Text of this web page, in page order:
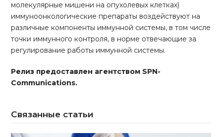
молекулярные мишени на опухолевых клетках)
иммуноонкологические препараты воздействуют на
различные компоненты иммунной системы, в том числе
точки иммунного контроля, в норме отвечающие за
регулирование работы иммунной системы.
Релиз предоставлен агентством SPN-
Communications.
Связанные статьи